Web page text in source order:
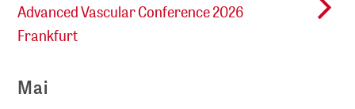
Advanced Vascular Conference 2026
Frankfurt
Mai